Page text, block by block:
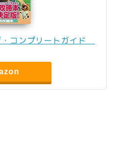
コンプリートガイド